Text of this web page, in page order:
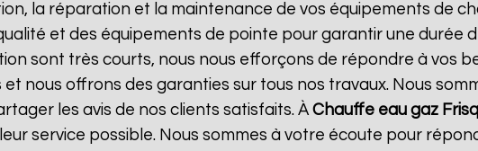
la réparation et la maintenance de vos équipements de
et des équipements de pointe pour garantir une durée
sont très courts, nous nous efforçons de répondre à vos
nous offrons des garanties sur tous nos travaux. Nous
les avis de nos clients satisfaits. ÀChauffe eau gaz
service possible. Nous sommes à votre écoute pour